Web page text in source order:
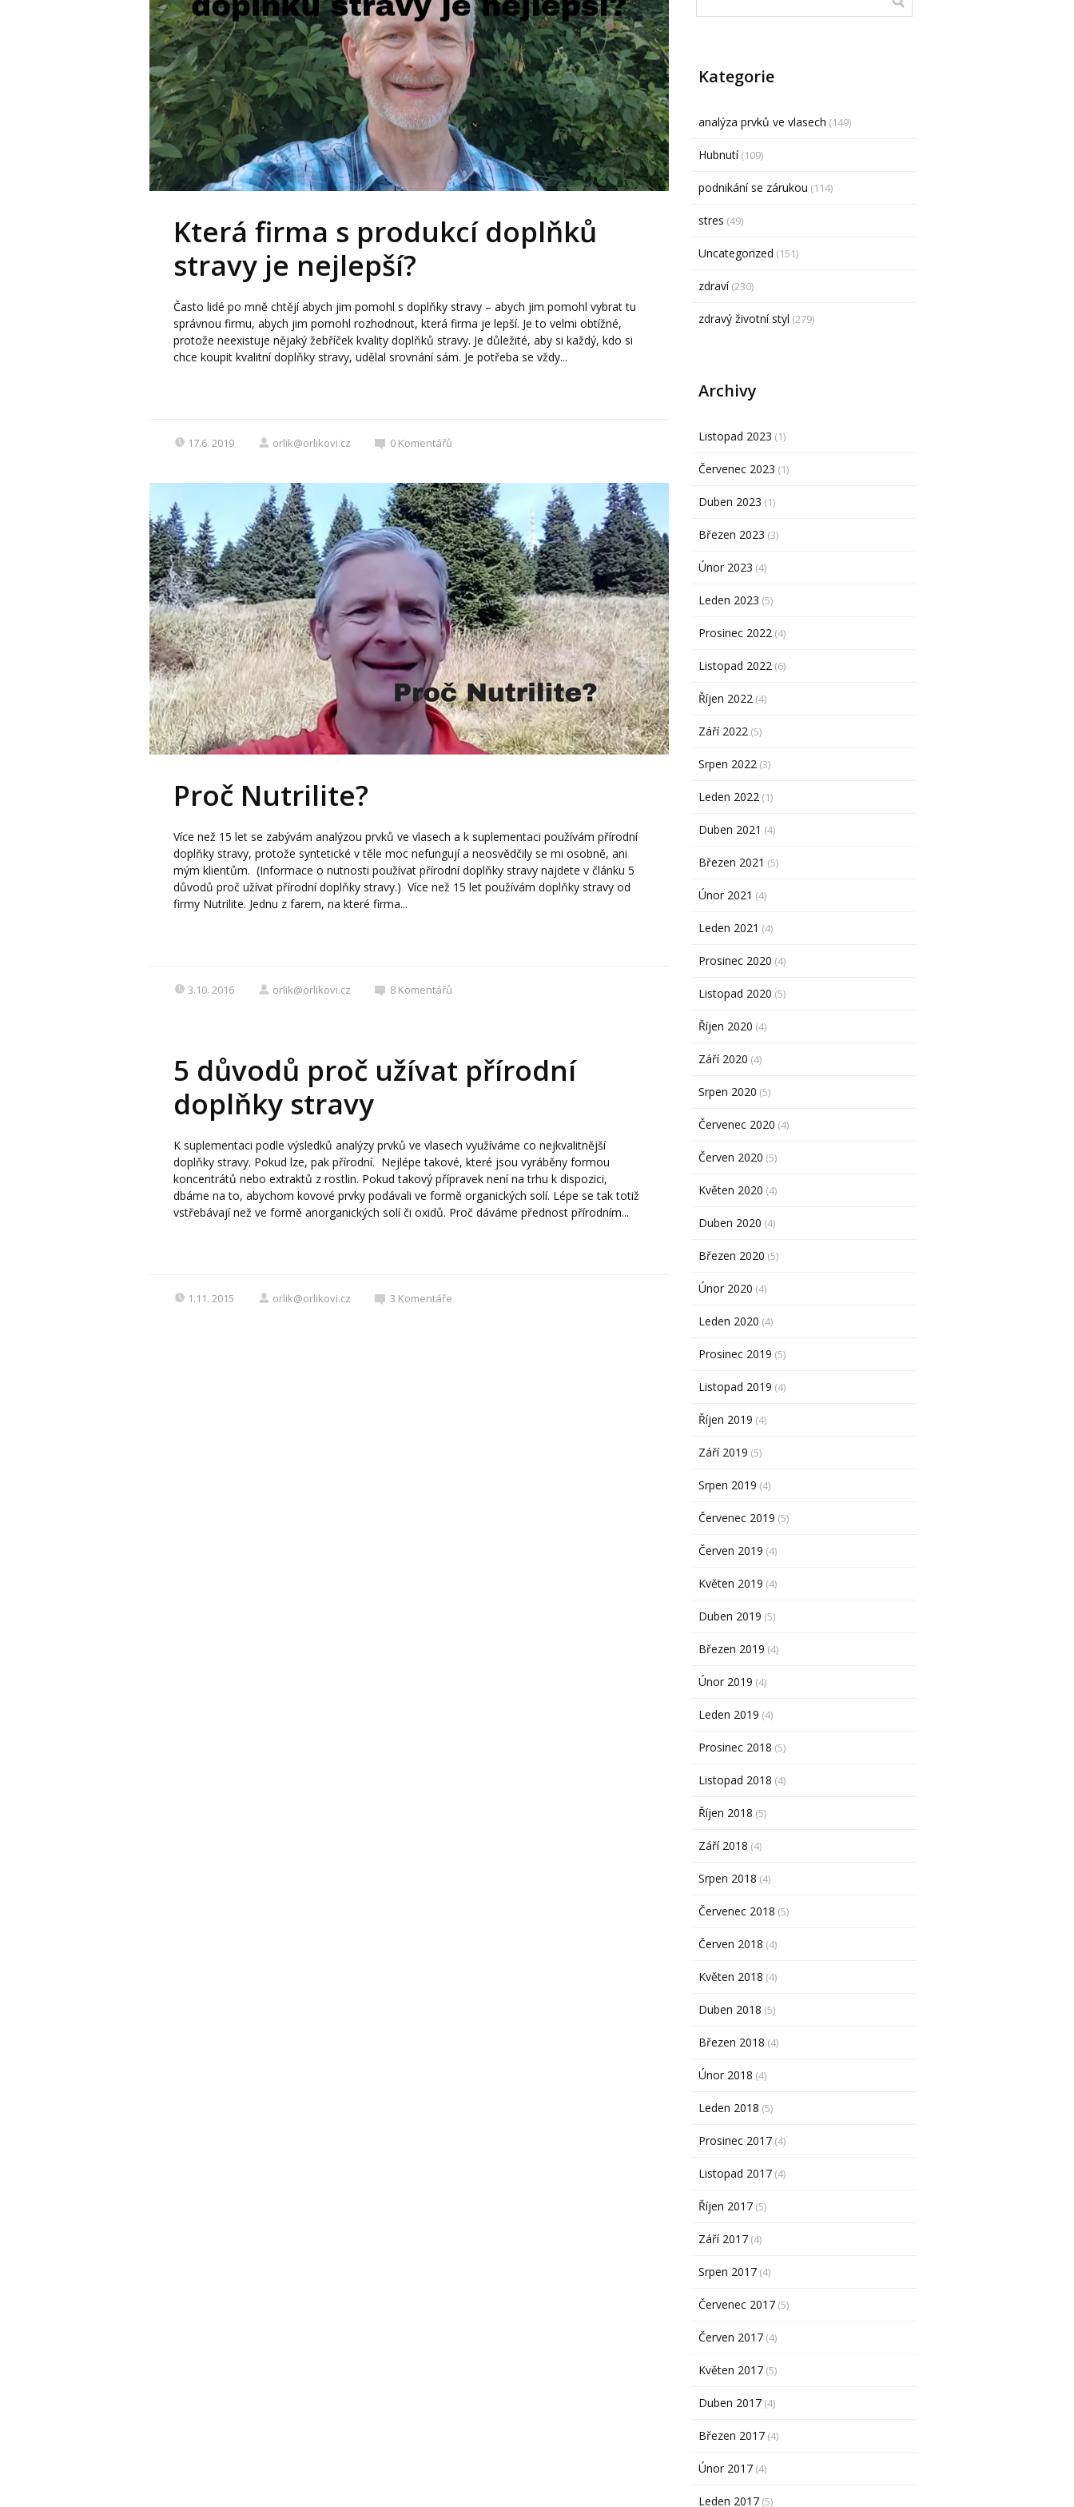
Která firma s produkcí doplňků
stravy je nejlepší?
Často lidé po mně chtějí abych jim pomohl s doplňky stravy – abych jim pomohl vybrat tu
správnou firmu, abych jim pomohl rozhodnout, která firma je lepší. Je to velmi obtížné,
protože neexistuje nějaký žebříček kvality doplňků stravy. Je důležité, aby si každý, kdo si
chce koupit kvalitní doplňky stravy, udělal srovnání sám. Je potřeba se vždy...
17.6. 2019 orlik@orlikovi.cz 0 Komentářů
Proč Nutrilite?
Více než 15 let se zabývám analýzou prvků ve vlasech a k suplementaci používám přírodní
doplňky stravy, protože syntetické v těle moc nefungují a neosvědčily se mi osobně, ani
mým klientům. (Informace o nutnosti používat přírodní doplňky stravy najdete v článku 5
důvodů proč užívat přírodní doplňky stravy.) Více než 15 let používám doplňky stravy od
firmy Nutrilite. Jednu z farem, na které firma...
3.10. 2016 orlik@orlikovi.cz 8 Komentářů
5 důvodů proč užívat přírodní
doplňky stravy
K suplementaci podle výsledků analýzy prvků ve vlasech využíváme co nejkvalitnější
doplňky stravy. Pokud lze, pak přírodní. Nejlépe takové, které jsou vyráběny formou
koncentrátů nebo extraktů z rostlin. Pokud takový přípravek není na trhu k dispozici,
dbáme na to, abychom kovové prvky podávali ve formě organických solí. Lépe se tak totiž
vstřebávají než ve formě anorganických solí či oxidů. Proč dáváme přednost přírodním...
1.11. 2015 orlik@orlikovi.cz 3 Komentáře
Kategorie
analýza prvků ve vlasech (149)
Hubnutí(109)
podnikání se zárukou (114)
stres (49)
Uncategorized (151)
zdraví(230)
zdravý životní styl (279)
Archivy
Listopad 2023 (1)
Červenec 2023 (1)
Duben 2023 (1)
Březen 2023 (3)
Únor 2023 (4)
Leden 2023 (5)
Prosinec 2022 (4)
Listopad 2022 (6)
Říjen 2022 (4)
Září 2022 (5)
Srpen 2022 (3)
Leden 2022 (1)
Duben 2021 (4)
Březen 2021 (5)
Únor 2021 (4)
Leden 2021 (4)
Prosinec 2020 (4)
Listopad 2020 (5)
Říjen 2020 (4)
Září 2020 (4)
Srpen 2020 (5)
Červenec 2020 (4)
Červen 2020 (5)
Květen 2020 (4)
Duben 2020 (4)
Březen 2020 (5)
Únor 2020 (4)
Leden 2020 (4)
Prosinec 2019 (5)
Listopad 2019 (4)
Říjen 2019 (4)
Září 2019 (5)
Srpen 2019 (4)
Červenec 2019 (5)
Červen 2019 (4)
Květen 2019 (4)
Duben 2019 (5)
Březen 2019 (4)
Únor 2019 (4)
Leden 2019 (4)
Prosinec 2018 (5)
Listopad 2018 (4)
Říjen 2018 (5)
Září 2018 (4)
Srpen 2018 (4)
Červenec 2018 (5)
Červen 2018 (4)
Květen 2018 (4)
Duben 2018 (5)
Březen 2018 (4)
Únor 2018 (4)
Leden 2018 (5)
Prosinec 2017 (4)
Listopad 2017 (4)
Říjen 2017 (5)
Září 2017 (4)
Srpen 2017 (4)
Červenec 2017 (5)
Červen 2017 (4)
Květen 2017 (5)
Duben 2017 (4)
Březen 2017 (4)
Únor 2017 (4)
Leden 2017 (5)